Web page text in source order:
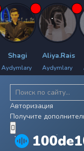
Aliya.Rais
Aydymlary
Авторизация
Получите